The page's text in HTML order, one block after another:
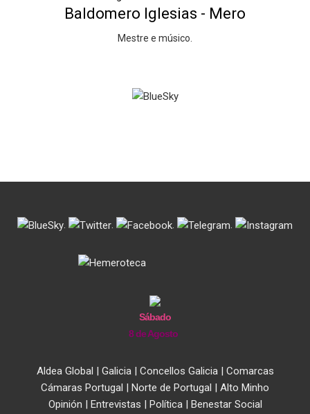
Baldomero Iglesias - Mero
Mestre e músico.
. . . .
Sábado
8 de Agosto
Aldea Global | Galicia| Concellos Galicia| Comarcas
Cámaras Portugal | Norte de Portugal | Alto Minho
Opinión | Entrevistas | Política| Benestar Social